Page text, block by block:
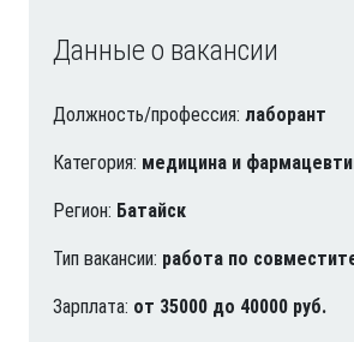
Данные о вакансии
Должность/профессия: лаборант
Категория: медицина и
Регион: Батайск
Тип вакансии: работа по
Зарплата: от 35000 до 40000 руб.